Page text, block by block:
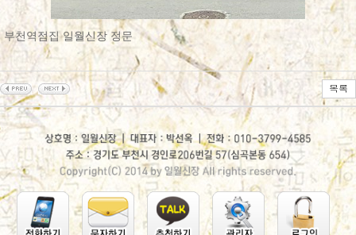
부천역점집 일월신장 정문